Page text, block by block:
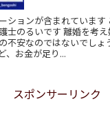
ションが含まれています
士のるいです 離婚を考
不安なのではないでしょ
、お金が足り...
スポンサーリンク